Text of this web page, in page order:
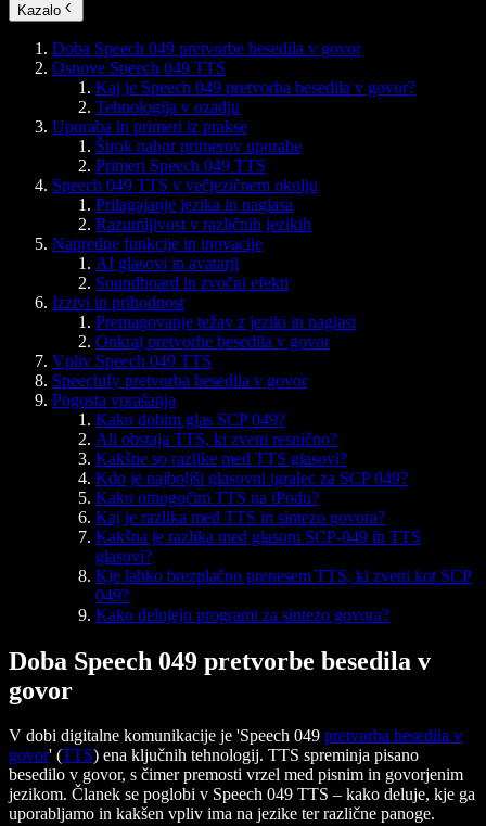
Kazalo
Doba Speech 049 pretvorbe besedila v govor
Osnove Speech 049 TTS
Kaj je Speech 049 pretvorba besedila v govor?
Tehnologija v ozadju
Uporaba in primeri iz prakse
Širok nabor primerov uporabe
Primeri Speech 049 TTS
Speech 049 TTS v večjezičnem okolju
Prilagajanje jezika in naglasa
Razumljivost v različnih jezikih
Napredne funkcije in inovacije
AI glasovi in avatarji
Soundboard in zvočni efekti
Izzivi in prihodnost
Premagovanje težav z jeziki in naglasi
Onkraj pretvorbe besedila v govor
Vpliv Speech 049 TTS
Speechify pretvorba besedila v govor
Pogosta vprašanja
Kako dobim glas SCP 049?
Ali obstaja TTS, ki zveni resnično?
Kakšne so razlike med TTS glasovi?
Kdo je najboljši glasovni igralec za SCP 049?
Kako omogočim TTS na iPodu?
Kaj je razlika med TTS in sintezo govora?
Kakšna je razlika med glasom SCP-049 in TTS
glasovi?
Kje lahko brezplačno prenesem TTS, ki zveni kot SCP
049?
Kako delujejo programi za sintezo govora?
Doba Speech 049 pretvorbe besedila v
govor
V dobi digitalne komunikacije je 'Speech 049 pretvorba besedila v
govor' (TTS) ena ključnih tehnologij. TTS spreminja pisano
besedilo v govor, s čimer premosti vrzel med pisnim in govorjenim
jezikom. Članek se poglobi v Speech 049 TTS – kako deluje, kje ga
uporabljamo in kakšen vpliv ima na jezike ter različne panoge.